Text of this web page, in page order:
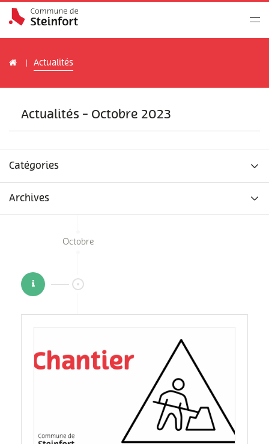
Actualités
Actualités - Octobre 2023
Catégories
Archives
Octobre